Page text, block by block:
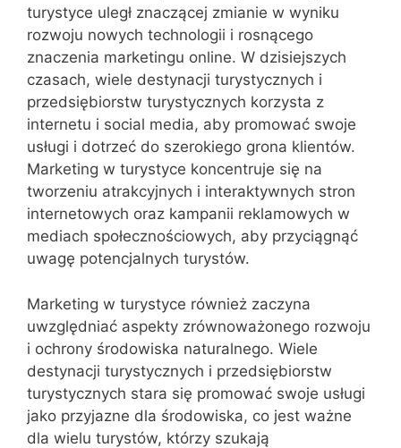
turystyce uległ znaczącej zmianie w wyniku
rozwoju nowych technologii i rosnącego
znaczenia marketingu online. W dzisiejszych
czasach, wiele destynacji turystycznych i
przedsiębiorstw turystycznych korzysta z
internetu i social media, aby promować swoje
usługi i dotrzeć do szerokiego grona klientów.
Marketing w turystyce koncentruje się na
tworzeniu atrakcyjnych i interaktywnych stron
internetowych oraz kampanii reklamowych w
mediach społecznościowych, aby przyciągnąć
uwagę potencjalnych turystów.
Marketing w turystyce również zaczyna
uwzględniać aspekty zrównoważonego rozwoju
i ochrony środowiska naturalnego. Wiele
destynacji turystycznych i przedsiębiorstw
turystycznych stara się promować swoje usługi
jako przyjazne dla środowiska, co jest ważne
dla wielu turystów, którzy szukają